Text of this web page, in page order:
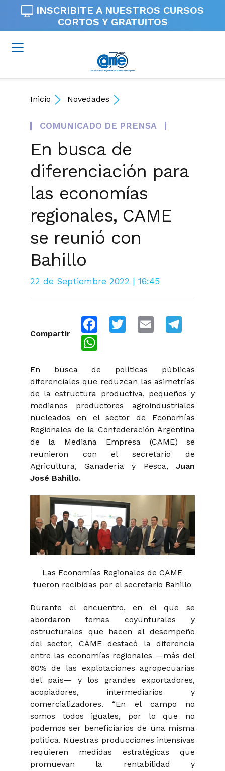
INSCRIBITE A NUESTROS CURSOS
CORTOS Y GRATUITOS
Inicio Novedades
COMUNICADO DE PRENSA
En busca de
diferenciación para
las economías
regionales, CAME
se reunió con
Bahillo
22 de Septiembre 2022 | 16:45
Compartir
FacebookTwitter Email
En busca de políticas públicas
diferenciales que reduzcan las asimetrías
de la estructura productiva, pequeños y
medianos productores agroindustriales
nucleados en el sector de Economías
Regionales de la Confederación Argentina
de la Mediana Empresa (CAME) se
reunieron con el secretario de
Agricultura, Ganadería y Pesca,Juan
José Bahillo.
Las Economías Regionales de CAME
fueron recibidas por el secretario Bahillo
Durante el encuentro, en el que se
abordaron temas coyunturales y
estructurales que hacen al desempeño
del sector, CAME destacó la diferencia
entre las economías regionales —más del
60% de las explotaciones agropecuarias
del país— y los grandes exportadores,
acopiadores, intermediarios y
comercializadores. “En el campo no
somos todos iguales, por lo que no
podemos ser beneficiarios de una misma
política. Nuestras producciones intensivas
requieren medidas estratégicas que
promuevan la rentabilidad y